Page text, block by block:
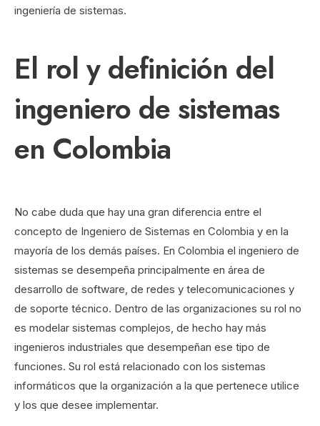
ingeniería de sistemas.
El rol y definición del
ingeniero de sistemas
en Colombia
No cabe duda que hay una gran diferencia entre el
concepto de Ingeniero de Sistemas en Colombia y en la
mayoría de los demás países. En Colombia el ingeniero de
sistemas se desempeña principalmente en área de
desarrollo de software, de redes y telecomunicaciones y
de soporte técnico. Dentro de las organizaciones su rol no
es modelar sistemas complejos, de hecho hay más
ingenieros industriales que desempeñan ese tipo de
funciones. Su rol está relacionado con los sistemas
informáticos que la organización a la que pertenece utilice
y los que desee implementar.